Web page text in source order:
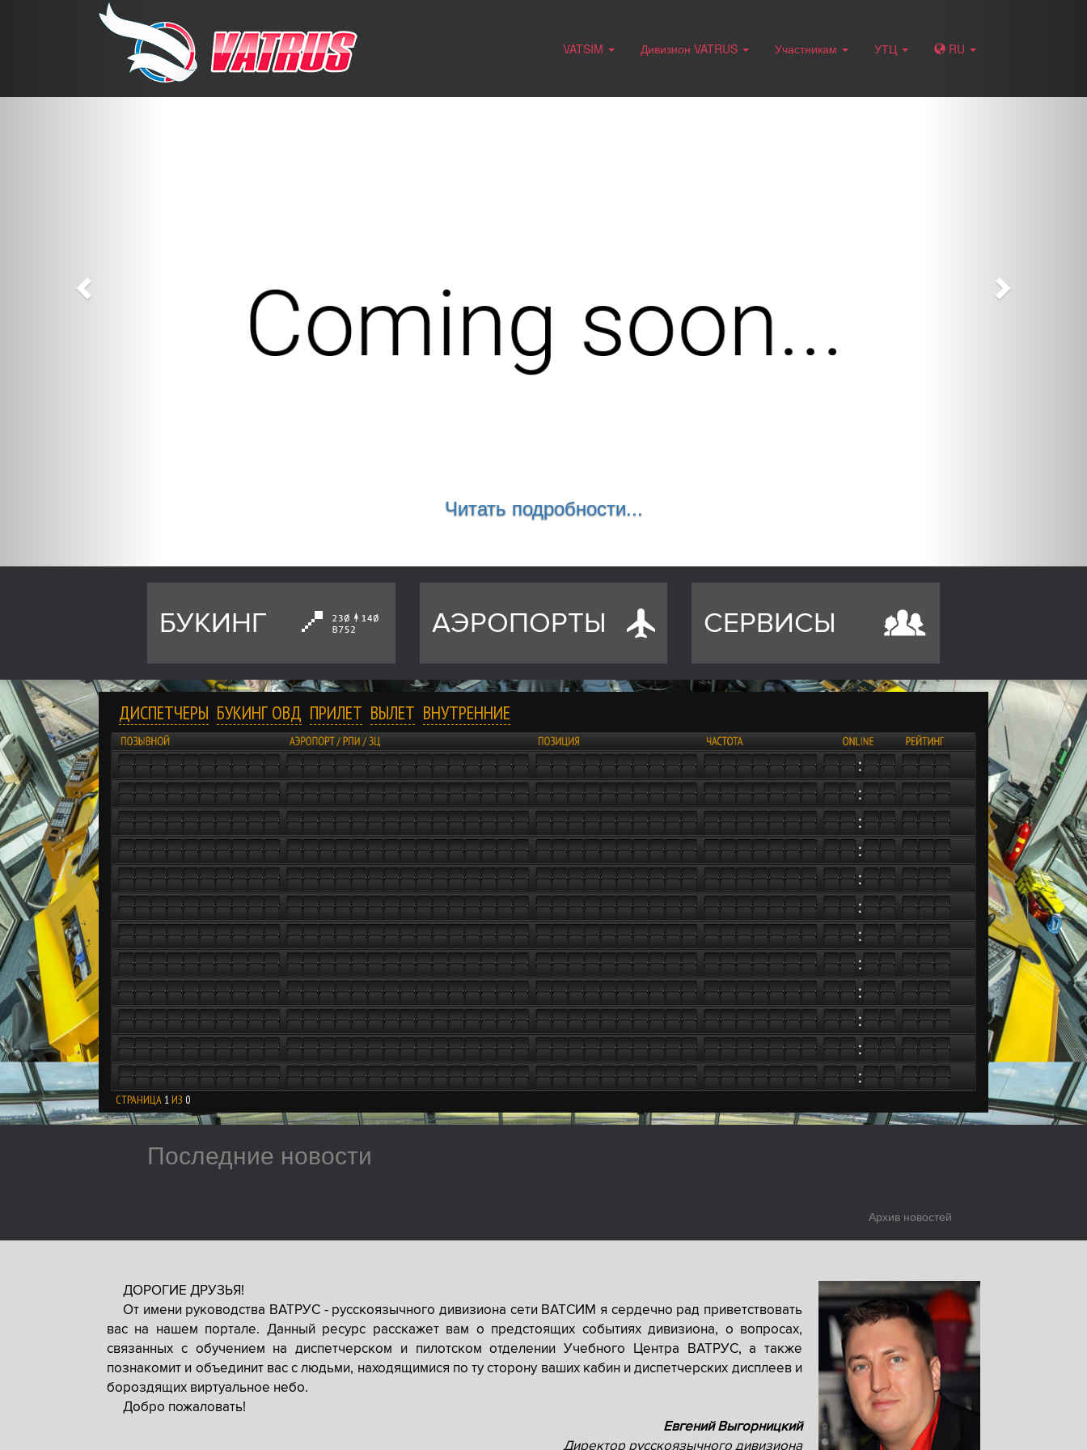
VATSIM Дивизион VATRUS Участникам УТЦ RU
Читать подробности...
Previous
БУКИНГ АЭРОПОРТЫ СЕРВИСЫ
ДИСПЕТЧЕРЫ БУКИНГ ОВД ПРИЛЕТ ВЫЛЕТ ВНУТРЕННИЕ
СТРАНИЦА 1 ИЗ 0
Последние новости
Архив новостей
ДОРОГИЕ ДРУЗЬЯ!
От имени руководства ВАТРУС - русскоязычного дивизиона сети ВАТСИМ я сердечно рад приветствовать
вас на нашем портале. Данный ресурс расскажет вам о предстоящих событиях дивизиона, о вопросах,
связанных с обучением на диспетчерском и пилотском отделении Учебного Центра ВАТРУС, а также
познакомит и объединит вас с людьми, находящимися по ту сторону ваших кабин и диспетчерских дисплеев и
бороздящих виртуальное небо.
Добро пожаловать!
Евгений Выгорницкий
Директор русскоязычного дивизиона